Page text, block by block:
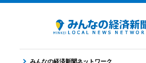
みんなの経済新聞ネットワーク